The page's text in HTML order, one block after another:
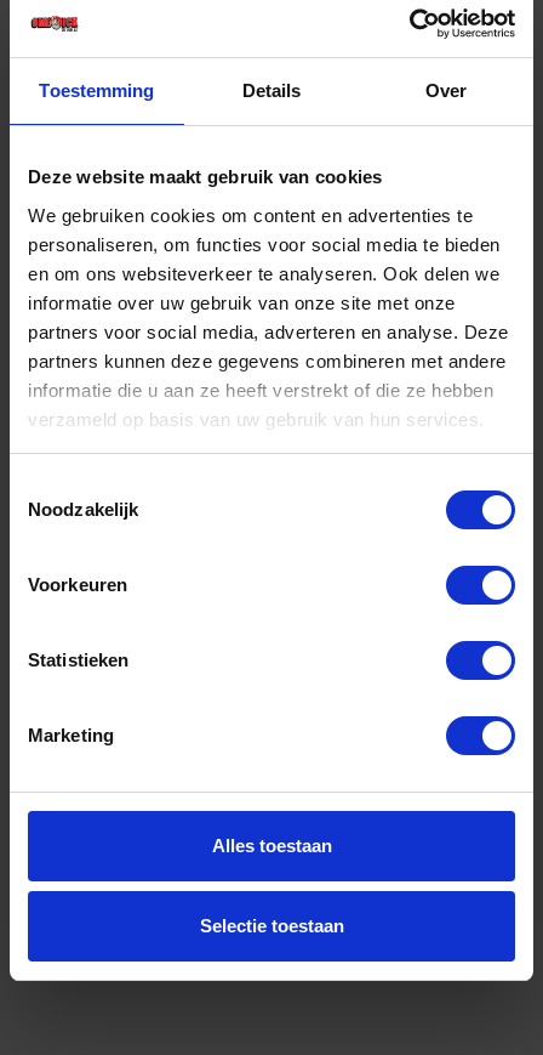
Toestemming Details Over
Deze website maakt gebruik van cookies
We gebruiken cookies om content en advertenties te
personaliseren, om functies voor social media te bieden
en om ons websiteverkeer te analyseren. Ook delen we
informatie over uw gebruik van onze site met onze
partners voor social media, adverteren en analyse. Deze
partners kunnen deze gegevens combineren met andere
informatie die u aan ze heeft verstrekt of die ze hebben
verzameld op basis van uw gebruik van hun services.
Noodzakelijk
Voorkeuren
Statistieken
Marketing
Alles toestaan
Selectie toestaan
€ 0,39 incl. BTW
- +
GEBR. BODEGRAVEN Instortplug NY zilvergrijs
Artikelnummer merk: 332120.0125
+